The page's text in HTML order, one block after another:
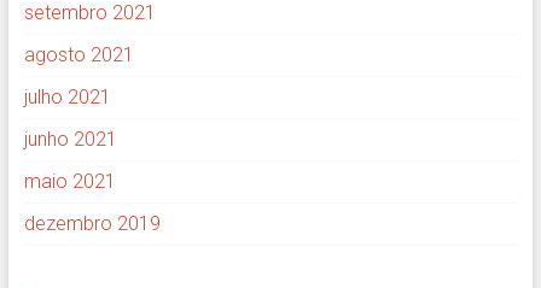
setembro 2021
agosto 2021
julho 2021
junho 2021
maio 2021
dezembro 2019